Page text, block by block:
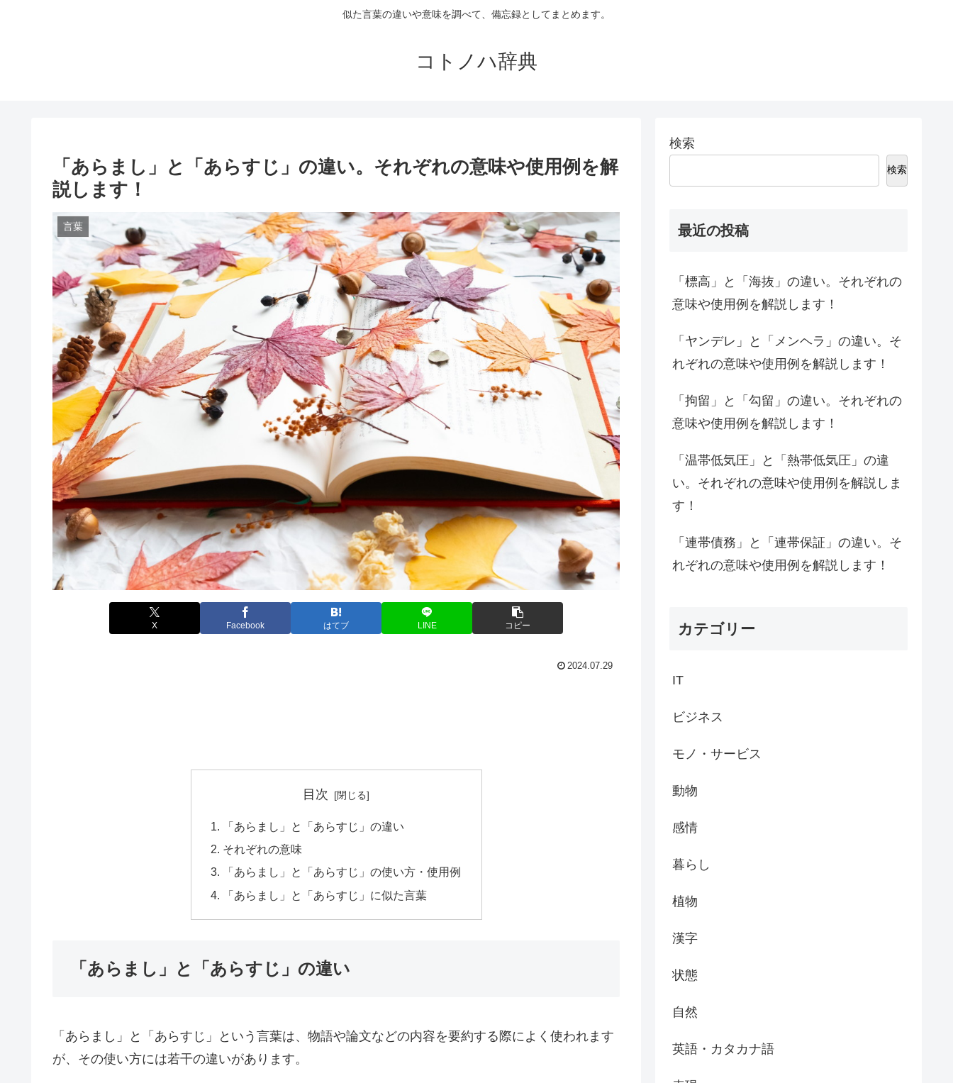
似た言葉の違いや意味を調べて、備忘録としてまとめます。
コトノハ辞典
「あらまし」と「あらすじ」の違い。それぞれの意味や使用例を解
説します！
言葉
X Facebook はてブ LINE コピー
2024.07.29
目次
「あらまし」と「あらすじ」の違い
それぞれの意味
「あらまし」と「あらすじ」の使い方・使用例
「あらまし」と「あらすじ」に似た言葉
「あらまし」と「あらすじ」の違い
「あらまし」と「あらすじ」という言葉は、物語や論文などの内容を要約する際によく使われます
が、その使い方には若干の違いがあります。
検索
検索
最近の投稿
「標高」と「海抜」の違い。それぞれの
意味や使用例を解説します！
「ヤンデレ」と「メンヘラ」の違い。そ
れぞれの意味や使用例を解説します！
「拘留」と「勾留」の違い。それぞれの
意味や使用例を解説します！
「温帯低気圧」と「熱帯低気圧」の違
い。それぞれの意味や使用例を解説しま
す！
「連帯債務」と「連帯保証」の違い。そ
れぞれの意味や使用例を解説します！
カテゴリー
IT
ビジネス
モノ・サービス
動物
感情
暮らし
植物
漢字
状態
自然
英語・カタカナ語